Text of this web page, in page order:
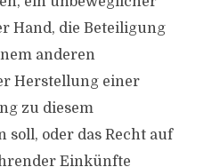
Hand, die Beteiligung
anderen
Herstellung einer
zu diesem
oder das Recht auf
Einkünfte